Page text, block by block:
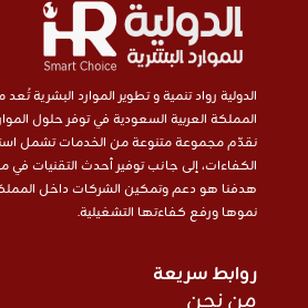
الدولية رواد تنمية و تطوير الموارد البشرية
المملكة العربية السعودية في توفر حلول
نقدّم مجموعة متنوعة من الخدمات تشمل
الكفاءات، إلى جانب توفير أحدث التقنيات في
هدفنا هو دعم وتمكين الشركات داخل
نموها ورفع كفاءتها التشغيلية.
روابط سريعة